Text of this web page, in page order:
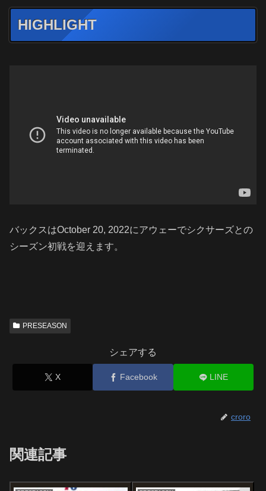
HIGHLIGHT
バックスはOctober 20, 2022にアウェーでシクサーズとの
シーズン初戦を迎えます。
PRESEASON
シェアする
X Facebook LINE
croro
関連記事